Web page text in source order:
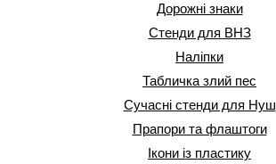
Дорожні знаки
Стенди для ВНЗ
Наліпки
Табличка злий пес
Сучасні стенди для Нуш
Прапори та флаштоги
Ікони із пластику